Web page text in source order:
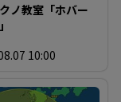
ノ教室「ホバー
10:00